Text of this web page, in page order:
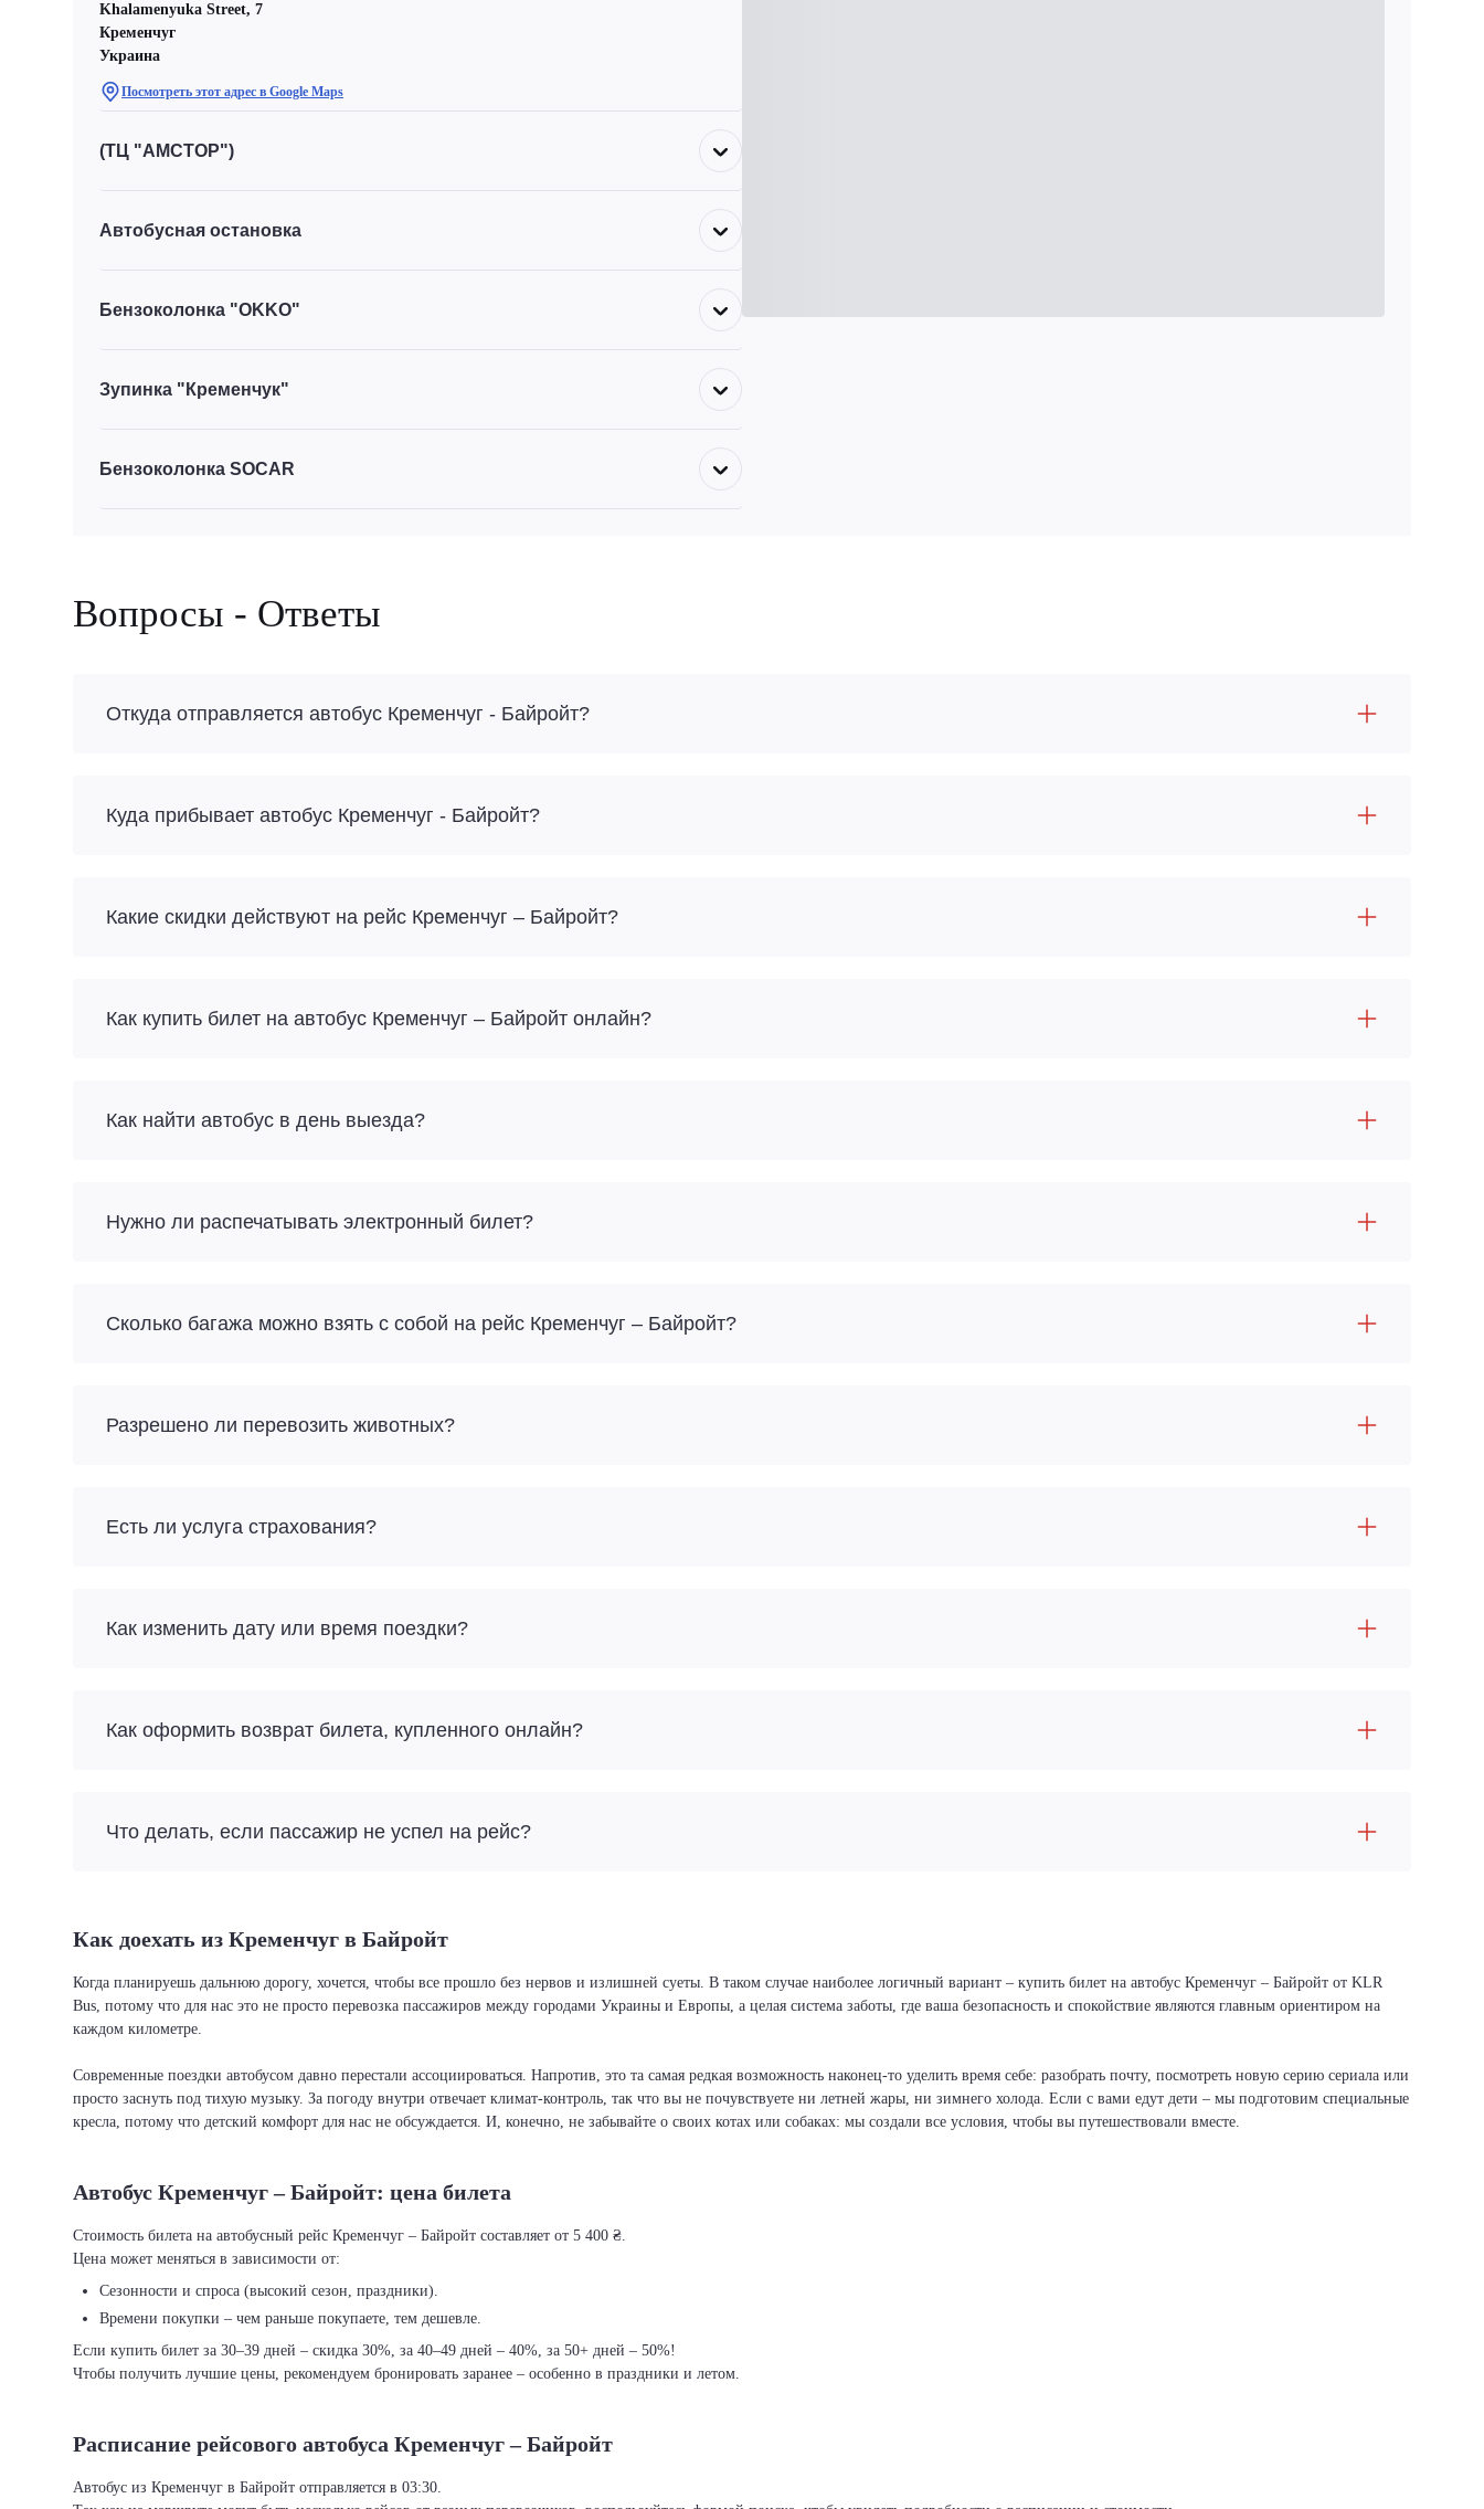
Khalamenyuka Street, 7
Кременчуг
Украина
Посмотреть этот адрес в Google Maps
(ТЦ "АМСТОР")
Автобусная остановка
Бензоколонка "OKKO"
Зупинка "Кременчук"
Бензоколонка SOCAR
Вопросы - Ответы
Откуда отправляется автобус Кременчуг - Байройт?
Куда прибывает автобус Кременчуг - Байройт?
Какие скидки действуют на рейс Кременчуг – Байройт?
Как купить билет на автобус Кременчуг – Байройт онлайн?
Как найти автобус в день выезда?
Нужно ли распечатывать электронный билет?
Сколько багажа можно взять с собой на рейс Кременчуг – Байройт?
Разрешено ли перевозить животных?
Есть ли услуга страхования?
Как изменить дату или время поездки?
Как оформить возврат билета, купленного онлайн?
Что делать, если пассажир не успел на рейс?
Как доехать из Кременчуг в Байройт
Когда планируешь дальнюю дорогу, хочется, чтобы все прошло без нервов и излишней суеты. В таком случае наиболее логичный вариант – купить билет на автобус Кременчуг – Байройт от KLR
Bus, потому что для нас это не просто перевозка пассажиров между городами Украины и Европы, а целая система заботы, где ваша безопасность и спокойствие являются главным ориентиром на
каждом километре.
Современные поездки автобусом давно перестали ассоциироваться. Напротив, это та самая редкая возможность наконец-то уделить время себе: разобрать почту, посмотреть новую серию сериала или
просто заснуть под тихую музыку. За погоду внутри отвечает климат-контроль, так что вы не почувствуете ни летней жары, ни зимнего холода. Если с вами едут дети – мы подготовим специальные
кресла, потому что детский комфорт для нас не обсуждается. И, конечно, не забывайте о своих котах или собаках: мы создали все условия, чтобы вы путешествовали вместе.
Автобус Кременчуг – Байройт: цена билета
Стоимость билета на автобусный рейс Кременчуг – Байройт составляет от 5 400 ₴.
Цена может меняться в зависимости от:
Сезонности и спроса (высокий сезон, праздники).
Времени покупки – чем раньше покупаете, тем дешевле.
Если купить билет за 30–39 дней – скидка 30%, за 40–49 дней – 40%, за 50+ дней – 50%!
Чтобы получить лучшие цены, рекомендуем бронировать заранее – особенно в праздники и летом.
Расписание рейсового автобуса Кременчуг – Байройт
Автобус из Кременчуг в Байройт отправляется в 03:30.